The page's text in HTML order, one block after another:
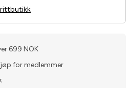
699 NOK
for medlemmer